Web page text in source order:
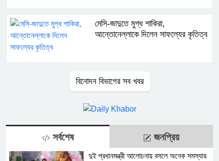
মেসি-জাদুতে মুগ্ধ শাকিরা,
আন্তোনেল্লাকে দিলেন সাফল্যের কৃতিত্ব
বিনোদন বিভাগের সব খবর
সর্বশেষ জনপ্রিয়
দুই প্রধানমন্ত্রী আলোচনায় বসলে অনেক সমস্যার